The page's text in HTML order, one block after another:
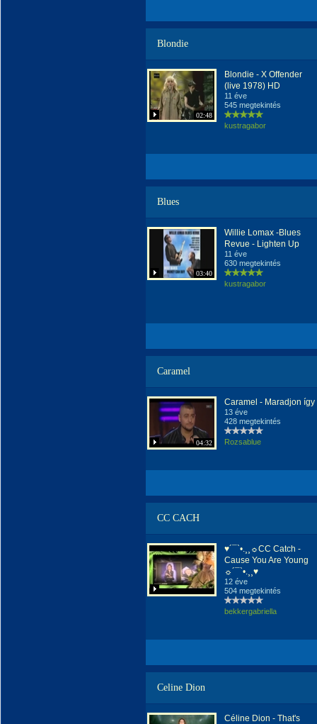
Blondie
02:48
Blondie - X Offender
(live 1978) HD
11 éve
545 megtekintés
kustragabor
Blues
03:40
Willie Lomax -Blues
Revue - Lighten Up
11 éve
630 megtekintés
kustragabor
Caramel
04:32
Caramel - Maradjon így
13 éve
428 megtekintés
Rozsablue
CC CACH
♥´¯`•.¸¸☼CC Catch -
Cause You Are Young
☼´¯`•.¸¸♥
12 éve
504 megtekintés
bekkergabriella
Celine Dion
Céline Dion - That's